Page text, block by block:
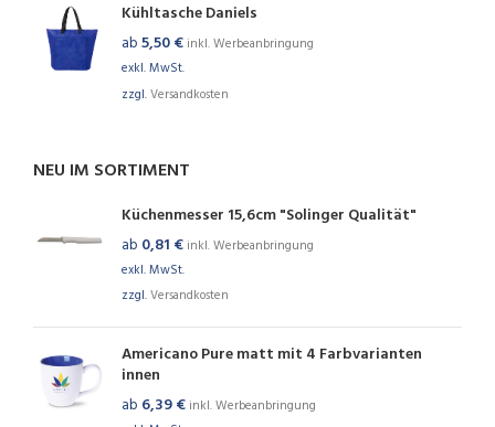
Kühltasche Daniels
ab5,50€ inkl. Werbeanbringung
exkl. MwSt.
zzgl.Versandkosten
NEU IM SORTIMENT
Küchenmesser 15,6cm "Solinger Qualität"
ab 0,81 € inkl. Werbeanbringung
exkl. MwSt.
zzgl.Versandkosten
Americano Pure matt mit 4 Farbvarianten
innen
ab 6,39€ inkl. Werbeanbringung